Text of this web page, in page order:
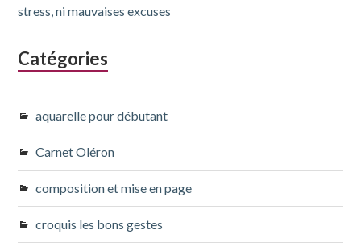
stress, ni mauvaises excuses
Catégories
aquarelle pour débutant
Carnet Oléron
composition et mise en page
croquis les bons gestes